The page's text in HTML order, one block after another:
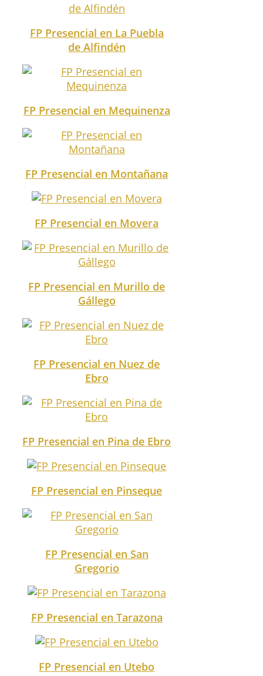
FP Presencial en La Puebla
de Alfindén
FP Presencial en Mequinenza
FP Presencial en Montañana
FP Presencial en Movera
FP Presencial en Murillo de
Gállego
FP Presencial en Nuez de
Ebro
FP Presencial en Pina de Ebro
FP Presencial en Pinseque
FP Presencial en San
Gregorio
FP Presencial en Tarazona
FP Presencial en Utebo